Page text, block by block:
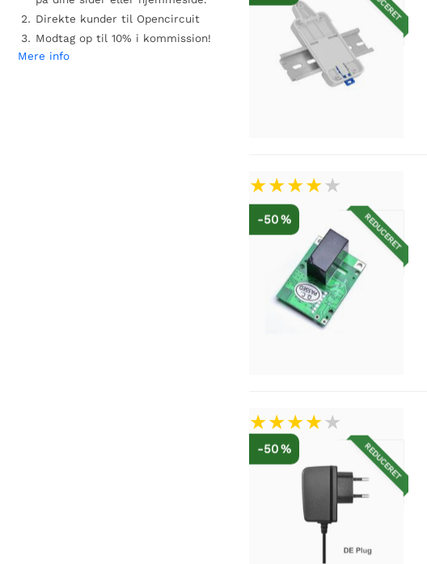
Direkte kunder til Opencircuit
Modtag op til 10% i kommission!
Mere info
REDUCERET
-50 %
REDUCERET
-50 %